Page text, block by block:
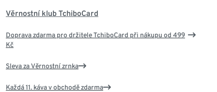
Věrnostní klub TchiboCard
Doprava zdarma pro držitele TchiboCard při nákupu od 499
Kč
Sleva za Věrnostní zrnka
Každá 11. káva v obchodě zdarma